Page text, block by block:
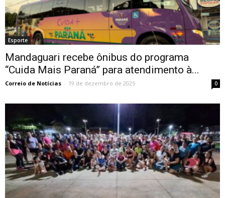
Esporte
Mandaguari recebe ônibus do programa
“Cuida Mais Paraná” para atendimento à...
Correio de Notícias - 19 de dezembro de 2025 0